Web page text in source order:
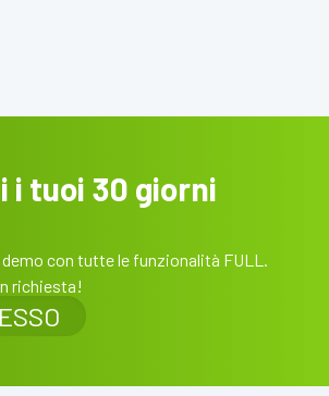
i tuoi 30 giorni
con tutte le funzionalità FULL.
richiesta!